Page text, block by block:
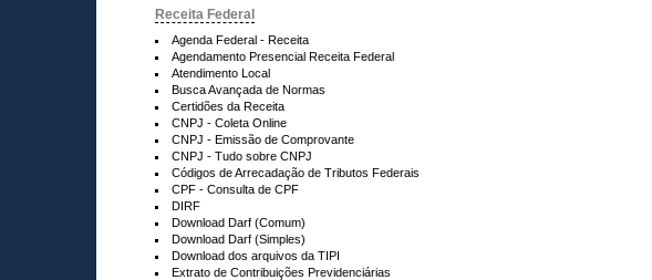
Receita Federal
Agenda Federal - Receita
Agendamento Presencial Receita Federal
Atendimento Local
Busca Avançada de Normas
Certidões da Receita
CNPJ - Coleta Online
CNPJ - Emissão de Comprovante
CNPJ - Tudo sobre CNPJ
Códigos de Arrecadação de Tributos Federais
CPF - Consulta de CPF
DIRF
Download Darf (Comum)
Download Darf (Simples)
Download dos arquivos da TIPI
Extrato de Contribuições Previdenciárias